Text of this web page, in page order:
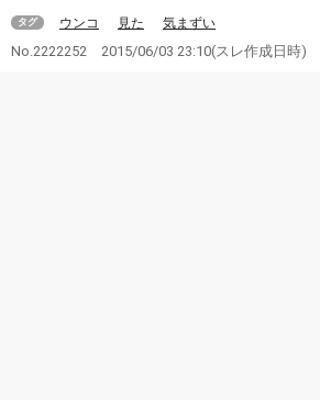
タグ ウンコ 見た 気まずい
No.2222252 2015/06/03 23:10(スレ作成日時)